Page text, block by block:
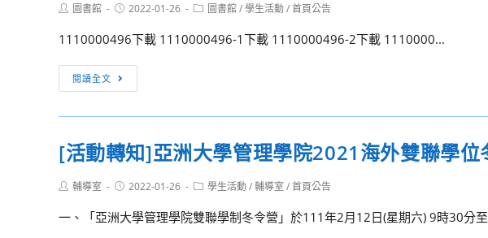
公
告
1110310
梯
國
中
學
校
閱
Post圖書館
Post2022-01-26
Post圖書館/學生活動/首頁公告
1110000496下載 1110000496-1下載 1110000496-2下載 1110000...
閱讀全文
學
生
站]
1110315
梯
[活動轉知]亞洲大學管理學院2021海外雙聯學位
Post輔導室
Post2022-01-26
Post學生活動/輔導室 /首頁公告
一、「亞洲大學管理學院雙聯學制冬令營」於111年2月12日(星期六) 9時30分